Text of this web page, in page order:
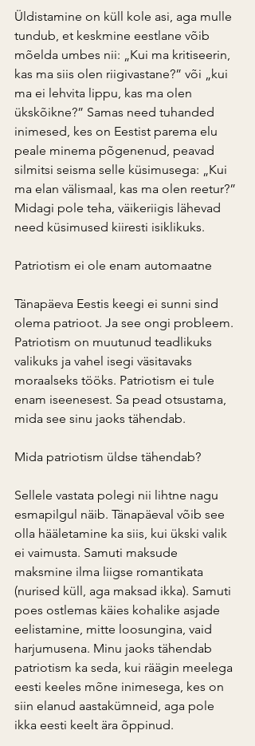
Üldistamine on küll kole asi, aga mulle
tundub, et keskmine eestlane võib
mõelda umbes nii: „Kui ma kritiseerin,
kas ma siis olen riigivastane?” või „kui
ma ei lehvita lippu, kas ma olen
ükskõikne?” Samas need tuhanded
inimesed, kes on Eestist parema elu
peale minema põgenenud, peavad
silmitsi seisma selle küsimusega: „Kui
ma elan välismaal, kas ma olen reetur?”
Midagi pole teha, väikeriigis lähevad
need küsimused kiiresti isiklikuks.
Patriotism ei ole enam automaatne
Tänapäeva Eestis keegi ei sunni sind
olema patrioot. Ja see ongi probleem.
Patriotism on muutunud teadlikuks
valikuks ja vahel isegi väsitavaks
moraalseks tööks. Patriotism ei tule
enam iseenesest. Sa pead otsustama,
mida see sinu jaoks tähendab.
Mida patriotism üldse tähendab?
Sellele vastata polegi nii lihtne nagu
esmapilgul näib. Tänapäeval võib see
olla hääletamine ka siis, kui ükski valik
ei vaimusta. Samuti maksude
maksmine ilma liigse romantikata
(nurised küll, aga maksad ikka). Samuti
poes ostlemas käies kohalike asjade
eelistamine, mitte loosungina, vaid
harjumusena. Minu jaoks tähendab
patriotism ka seda, kui räägin meelega
eesti keeles mõne inimesega, kes on
siin elanud aastakümneid, aga pole
ikka eesti keelt ära õppinud.